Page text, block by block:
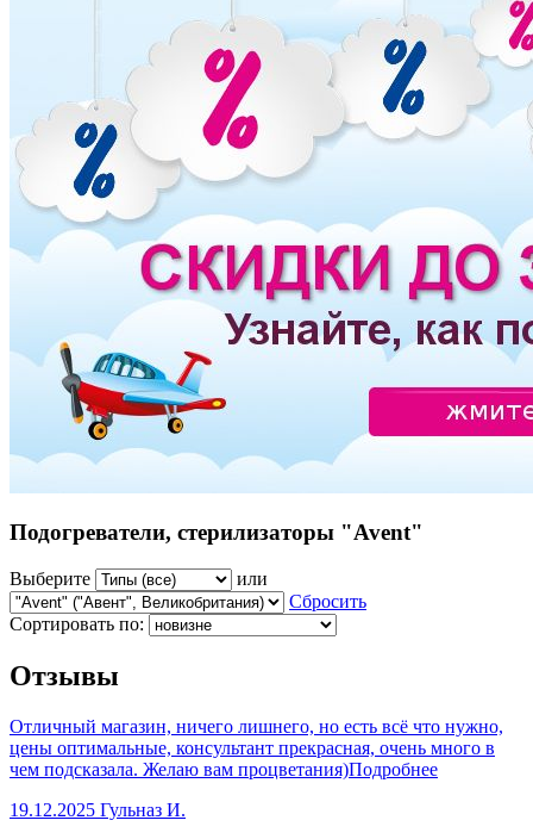
Подогреватели, стерилизаторы "Avent"
Выберите
или
Сбросить
Сортировать по:
Отзывы
Отличный магазин, ничего лишнего, но есть всё что нужно,
цены оптимальные, консультант прекрасная, очень много в
чем подсказала. Желаю вам процветания)Подробнее
19.12.2025 Гульназ И.